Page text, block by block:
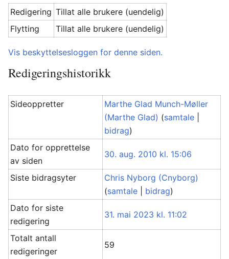
Redigering Tillat alle brukere (uendelig)
Flytting
Tillat alle brukere (uendelig)
Vis beskyttelsesloggen for denne siden.
Redigeringshistorikk
Sideoppretter
Marthe Glad Munch-Møller
(Marthe Glad) (samtale
bidrag)
Dato for opprettelse
av siden
30. aug. 2010 kl. 15:06
Siste bidragsyter
Chris Nyborg (Cnyborg)
(samtale bidrag)
Dato for siste
redigering
31. mai 2023 kl. 11:02
Totalt antall
redigeringer
59